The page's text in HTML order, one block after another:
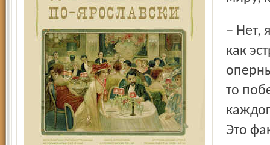
– Нет, я никогда не собирался выступать на этом конкурсе
как
то
Это